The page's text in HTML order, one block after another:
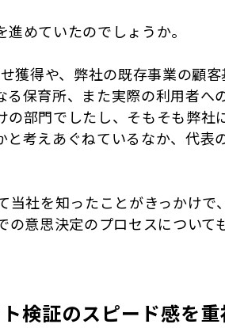
めていたのでしょうか。
獲得や、弊社の既存事業の顧
保育所、また実際の利用者へ
部門でしたし、そもそも弊社
考えあぐねているなか、代表
社を知ったことがきっかけで
意思決定のプロセスについて
検証のスピード感を重